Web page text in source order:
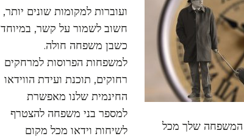
המשפחה שלך מכל
ועוברות למקומות שונים יותר,
חשוב לשמור על קשר, במיוחד
כשבן משפחה חולה.
למשפחות הפרוסות למרחקים
רחוקים, תוכנת ועידת הווידאו
החינמית שלנו מאפשרת
למספר בני משפחה להצטרף
לשיחות וידאו מכל מקום